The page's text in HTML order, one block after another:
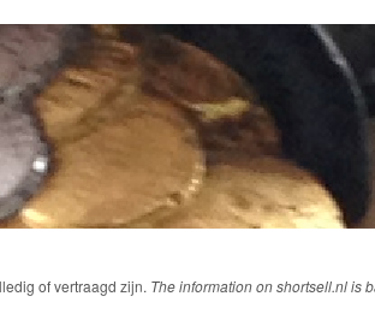
of vertraagd zijn. The information on shortsell.nl is